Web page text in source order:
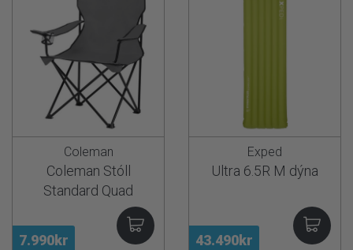
7.990kr
Coleman
Coleman Stóll
Standard Quad
43.490kr
Exped
Ultra 6.5R M dýna